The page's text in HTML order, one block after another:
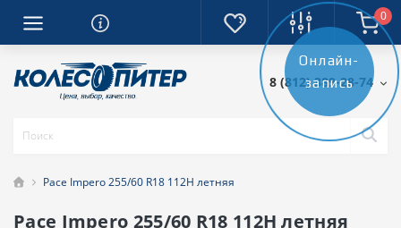
0
8 (812) 389-28-74
Pace Impero 255/60 R18 112H летняя
Pace Impero 255/60 R18 112H летняя
Онлайн-
запись